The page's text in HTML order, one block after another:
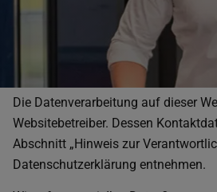
Datenerfassung auf dieser
Wer ist verantwortlich für die
Die Datenverarbeitung auf dieser
Websitebetreiber. Dessen
Abschnitt „Hinweis zur
Datenschutzerklärung entnehmen.